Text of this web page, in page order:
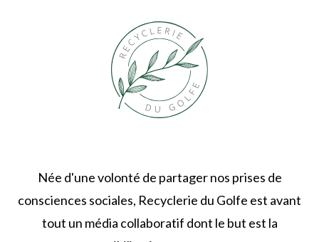
Née d'une volonté de partager nos prises de
consciences sociales, Recyclerie du Golfe est avant
tout un média collaboratif dont le but est la